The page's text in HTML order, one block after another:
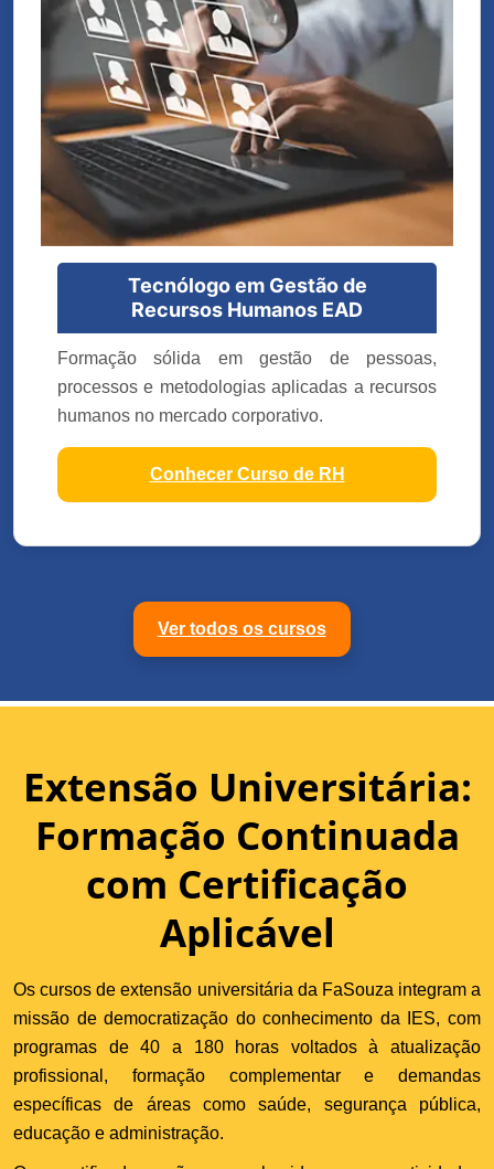
Tecnólogo em Gestão de
Recursos Humanos EAD
Formação sólida em gestão de pessoas,
processos e metodologias aplicadas a recursos
humanos no mercado corporativo.
Conhecer Curso de RH
Ver todos os cursos
Extensão Universitária:
Formação Continuada
com Certificação
Aplicável
Os cursos de extensão universitária da FaSouza integram a
missão de democratização do conhecimento da IES, com
programas de 40 a 180 horas voltados à atualização
profissional, formação complementar e demandas
específicas de áreas como saúde, segurança pública,
educação e administração.